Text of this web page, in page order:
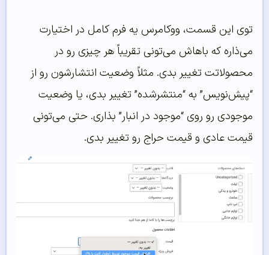
توی این قسمت، ووکامرس یه فرم کامل در اختیارت
می‌ذاره که باهاش می‌تونی تقریباً هر چیزی رو در
محصولاتت تغییر بدی. مثلاً وضعیت انتشارشون رو از
“پیش‌نویس” به “منتشرشده” تغییر بدی، یا وضعیت
موجودی رو روی “موجود در انبار” بذاری. حتی می‌تونی
قیمت عادی و قیمت حراج رو تغییر بدی.